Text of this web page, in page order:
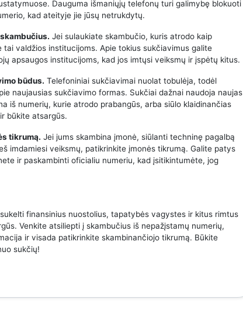
Dauguma išmaniųjų telefonų turi galimybę blokuoti
kad ateityje jie jūsų netrukdytų.
Jei sulaukiate skambučio, kuris atrodo kaip
tai valdžios institucijoms. Apie tokius sukčiavimus galite
apsaugos institucijoms, kad jos imtųsi veiksmų ir įspėtų kitus.
būdus. Telefoniniai sukčiavimai nuolat tobulėja, todėl
naujausias sukčiavimo formas. Sukčiai dažnai naudoja naujas
iš numerių, kurie atrodo prabangūs, arba siūlo klaidinančias
būkite atsargūs.
tikrumą. Jei jums skambina įmonė, siūlanti techninę pagalbą
imdamiesi veiksmų, patikrinkite įmonės tikrumą. Galite patys
ir paskambinti oficialiu numeriu, kad įsitikintumėte, jog
finansinius nuostolius, tapatybės vagystes ir kitus rimtus
Venkite atsiliepti į skambučius iš nepažįstamų numerių,
ir visada patikrinkite skambinančiojo tikrumą. Būkite
sukčių!